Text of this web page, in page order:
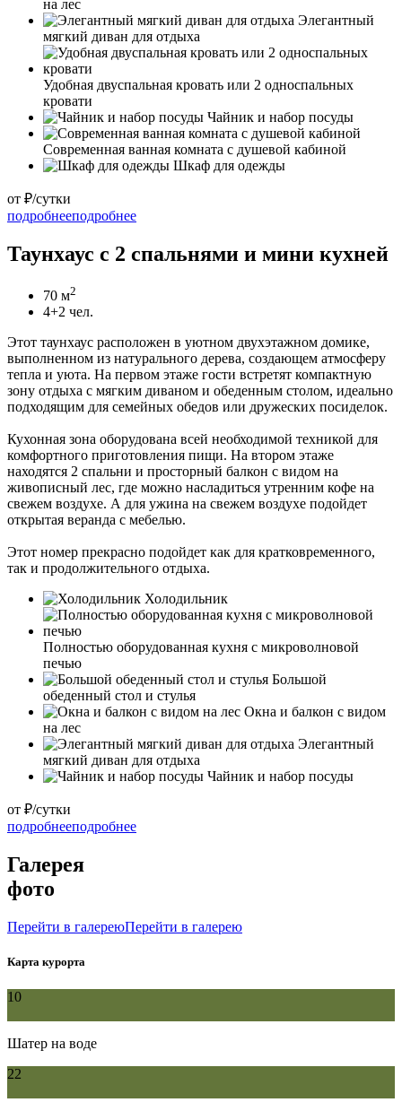
на лес
Элегантный
мягкий диван для отдыха
Удобная двуспальная кровать или 2 односпальных
кровати
Чайник и набор посуды
Современная ванная комната с душевой кабиной
Шкаф для одежды
от ₽/сутки
подробнееподробнее
Таунхаус с 2 спальнями и мини кухней
70 м2
4+2 чел.
Этот таунхаус расположен в уютном двухэтажном домике,
выполненном из натурального дерева, создающем атмосферу
тепла и уюта. На первом этаже гости встретят компактную
зону отдыха с мягким диваном и обеденным столом, идеально
подходящим для семейных обедов или дружеских посиделок.
Кухонная зона оборудована всей необходимой техникой для
комфортного приготовления пищи. На втором этаже
находятся 2 спальни и просторный балкон с видом на
живописный лес, где можно насладиться утренним кофе на
свежем воздухе. А для ужина на свежем воздухе подойдет
открытая веранда с мебелью.
Этот номер прекрасно подойдет как для кратковременного,
так и продолжительного отдыха.
Холодильник
Полностью оборудованная кухня с микроволновой
печью
Большой
обеденный стол и стулья
Окна и балкон с видом
на лес
Элегантный
мягкий диван для отдыха
Чайник и набор посуды
от ₽/сутки
подробнееподробнее
Галерея
фото
Перейти в галереюПерейти в галерею
Карта курорта
10
Шатер на воде
22